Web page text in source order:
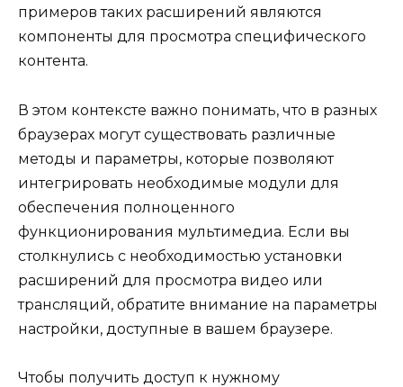
примеров таких расширений являются
компоненты для просмотра специфического
контента.
В этом контексте важно понимать, что в разных
браузерах могут существовать различные
методы и параметры, которые позволяют
интегрировать необходимые модули для
обеспечения полноценного
функционирования мультимедиа. Если вы
столкнулись с необходимостью установки
расширений для просмотра видео или
трансляций, обратите внимание на параметры
настройки, доступные в вашем браузере.
Чтобы получить доступ к нужному